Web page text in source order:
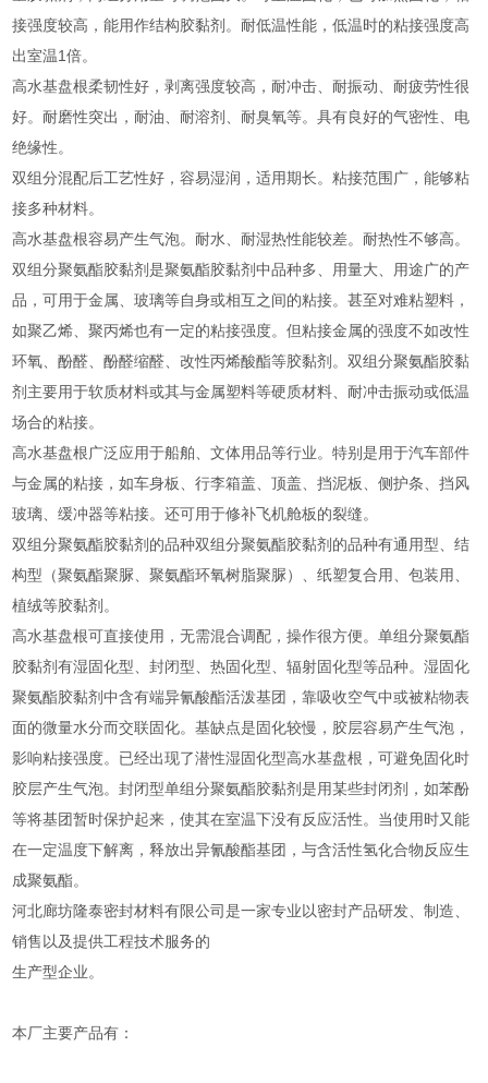
接强度较高，能用作结构胶黏剂。耐低温性能，低温时的粘接强度高
出室温1倍。
高水基盘根柔韧性好，剥离强度较高，耐冲击、耐振动、耐疲劳性很
好。耐磨性突出，耐油、耐溶剂、耐臭氧等。具有良好的气密性、电
绝缘性。
双组分混配后工艺性好，容易湿润，适用期长。粘接范围广，能够粘
接多种材料。
高水基盘根容易产生气泡。耐水、耐湿热性能较差。耐热性不够高。
双组分聚氨酯胶黏剂是聚氨酯胶黏剂中品种多、用量大、用途广的产
品，可用于金属、玻璃等自身或相互之间的粘接。甚至对难粘塑料，
如聚乙烯、聚丙烯也有一定的粘接强度。但粘接金属的强度不如改性
环氧、酚醛、酚醛缩醛、改性丙烯酸酯等胶黏剂。双组分聚氨酯胶黏
剂主要用于软质材料或其与金属塑料等硬质材料、耐冲击振动或低温
场合的粘接。
高水基盘根广泛应用于船舶、文体用品等行业。特别是用于汽车部件
与金属的粘接，如车身板、行李箱盖、顶盖、挡泥板、侧护条、挡风
玻璃、缓冲器等粘接。还可用于修补飞机舱板的裂缝。
双组分聚氨酯胶黏剂的品种双组分聚氨酯胶黏剂的品种有通用型、结
构型（聚氨酯聚脲、聚氨酯环氧树脂聚脲）、纸塑复合用、包装用、
植绒等胶黏剂。
高水基盘根可直接使用，无需混合调配，操作很方便。单组分聚氨酯
胶黏剂有湿固化型、封闭型、热固化型、辐射固化型等品种。湿固化
聚氨酯胶黏剂中含有端异氰酸酯活泼基团，靠吸收空气中或被粘物表
面的微量水分而交联固化。基缺点是固化较慢，胶层容易产生气泡，
影响粘接强度。已经出现了潜性湿固化型高水基盘根，可避免固化时
胶层产生气泡。封闭型单组分聚氨酯胶黏剂是用某些封闭剂，如苯酚
等将基团暂时保护起来，使其在室温下没有反应活性。当使用时又能
在一定温度下解离，释放出异氰酸酯基团，与含活性氢化合物反应生
成聚氨酯。
河北廊坊隆泰密封材料有限公司是一家专业以密封产品研发、制造、
销售以及提供工程技术服务的
生产型企业。
本厂主要产品有：